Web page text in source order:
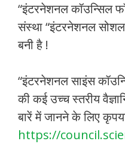
“इंटरनेशनल कॉउन्सिल
संस्था “इंटरनेशनल
बनी है !
“इंटरनेशनल साइंस
की कई उच्च स्तरीय
बारें में जानने के लिए
https://